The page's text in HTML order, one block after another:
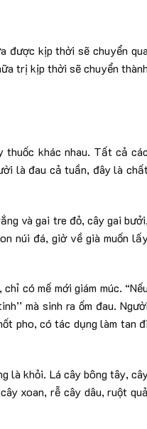
được kịp thời sẽ chuyển qua
trị kịp thời sẽ chuyển thành
thuốc khác nhau. Tất cả các
là đau cả tuần, đây là
và gai tre đỏ, cây gai bưởi,
núi đá, giờ về già muốn
có mế mới giám múc. “Nếu
mà sinh ra ốm đau. Người
pho, có tác dụng làm tan đi
là khỏi. Lá cây bông tây,
xoan, rễ cây dâu, ruột quả